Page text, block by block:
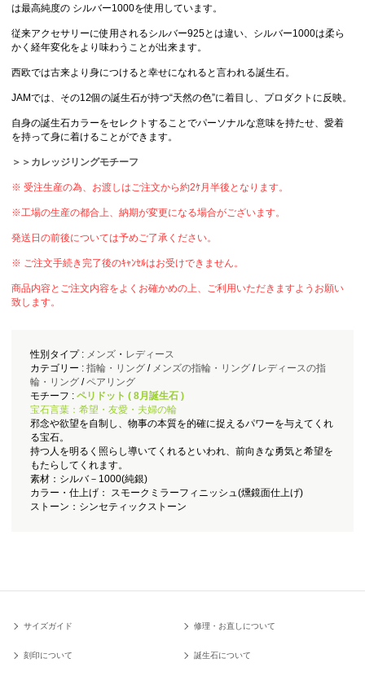
は最高純度の シルバー1000を使用しています。
従来アクセサリーに使用されるシルバー925とは違い、シルバー1000は柔ら
かく経年変化をより味わうことが出来ます。
西欧では古来より身につけると幸せになれると言われる誕生石。
JAMでは、その12個の誕生石が持つ“天然の色”に着目し、プロダクトに反映。
自身の誕生石カラーをセレクトすることでパーソナルな意味を持たせ、愛着
を持って身に着けることができます。
＞＞カレッジリングモチーフ
※ 受注生産の為、お渡しはご注文から約2ｹ月半後となります。
※工場の生産の都合上、納期が変更になる場合がございます。
発送日の前後については予めご了承ください。
※ ご注文手続き完了後のｷｬﾝｾﾙはお受けできません。
商品内容とご注文内容をよくお確かめの上、ご利用いただきますようお願い
致します。
性別タイプ : メンズ・ レディース
カテゴリー : 指輪・リング/ メンズの指輪・リング/ レディースの指
輪・リング/ペアリング
モチーフ : ペリドット ( 8月誕生石 )
宝石言葉：希望・友愛・夫婦の輪
邪念や欲望を自制し、物事の本質を的確に捉えるパワーを与えてくれ
る宝石。
持つ人を明るく照らし導いてくれるといわれ、前向きな勇気と希望を
もたらしてくれます。
素材：シルバ－1000(純銀)
カラー・仕上げ： スモークミラーフィニッシュ(燻鏡面仕上げ)
ストーン：シンセティックストーン
サイズガイド 修理・お直しについて
刻印について 誕生石について